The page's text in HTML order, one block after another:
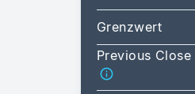
Grenzwert
Previous Close